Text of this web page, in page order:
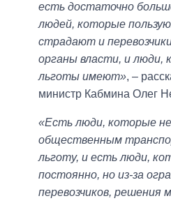
есть достаточно
людей, которые
страдают и
органы власти, и люди,
льготы имеют», –
министр Кабмина Олег
«Есть люди, которые
общественным
льготу, и есть люди,
постоянно, но из-за
перевозчиков, решения